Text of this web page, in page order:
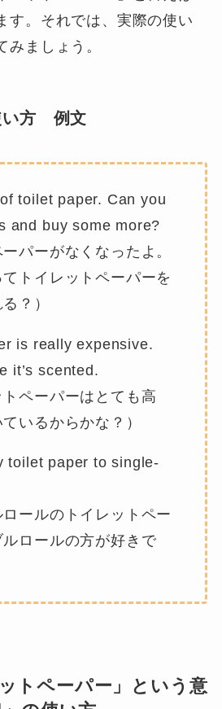
す。それでは、実際の使い
みましょう。
方 例文
toilet paper. Can you
and buy some more?
ーパーがなくなったよ。
トイレットペーパーを
？）
is really expensive.
it’s scented.
トペーパーはとても高
いるからかな？）
toilet paper to single-
ロールのトイレットペー
ロールの方が好きで
トペーパー」という意